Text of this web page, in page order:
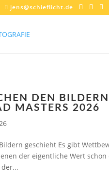
jens@schieflicht.de
DEN
MASTERS 2026
geschieht Es gibt
der eigentliche Wert